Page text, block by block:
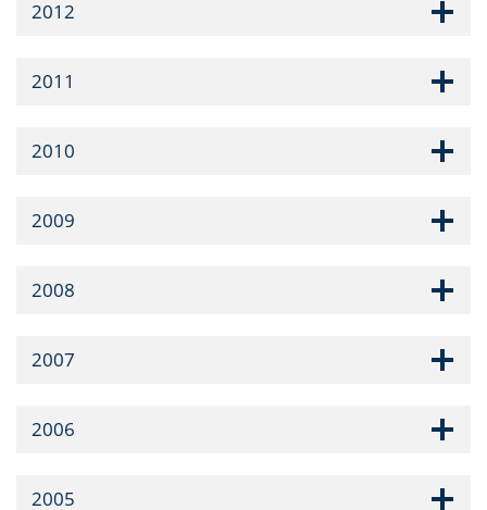
2012
2011
2010
2009
2008
2007
2006
2005